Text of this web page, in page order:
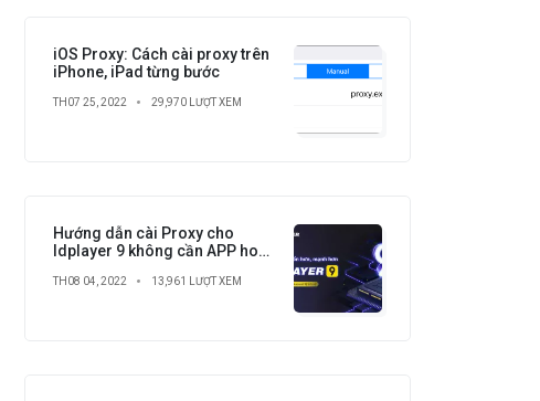
iOS Proxy: Cách cài proxy trên
iPhone, iPad từng bước
TH07 25, 2022 29,970 LƯỢT XEM
Hướng dẫn cài Proxy cho
ldplayer 9 không cần APP hoặc
TH08 04, 2022 13,961 LƯỢT XEM